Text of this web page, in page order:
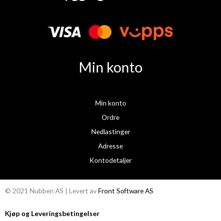
b
o
g
m
Min konto
Min konto
Ordre
Nedlastinger
Adresse
Kontodetaljer
© 2021 Nubben AS | Levert avFront Software AS
Kjøp og Leveringsbetingelser